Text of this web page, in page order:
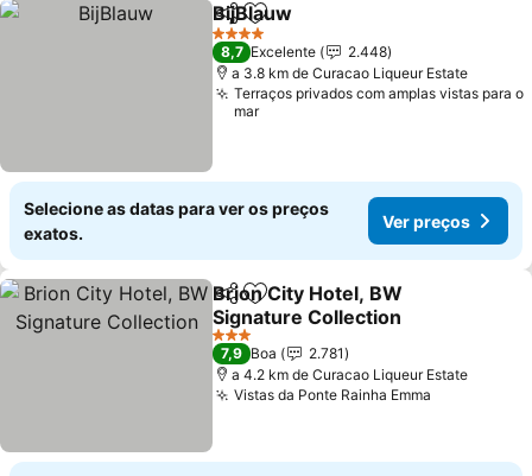
PartilharAdicionar aos favoritos
BijBlauw
4 Estrelas
8,7 Excelente
2.448
a 3.8 km de Curacao Liqueur Estate
Terraços privados com amplas vistas para o
mar
Selecione as datas para ver os preços
exatos.
Ver preços
PartilharAdicionar aos favoritos
Brion City Hotel, BW
Signature Collection
Ver preços
3 Estrelas
7,9 Boa
2.781
a 4.2 km de Curacao Liqueur Estate
Vistas da Ponte Rainha Emma